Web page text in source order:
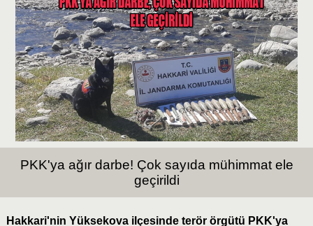
PKK'ya ağır darbe! Çok sayıda mühimmat ele
geçirildi
Hakkari'nin Yüksekova ilçesinde terör örgütü PKK'ya